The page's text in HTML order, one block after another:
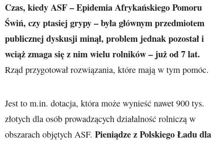
Czas, kiedy ASF – Epidemia Afrykańskiego Pomoru
Świń, czy ptasiej grypy – była głównym przedmiotem
publicznej dyskusji minął, problem jednak pozostał i
wciąż zmaga się z nim wielu rolników – już od 7 lat.
Rząd przygotował rozwiązania, które mają w tym pomóc.
Jest to m.in. dotacja, która może wynieść nawet 900 tys.
złotych dla osób prowadzących działalność rolniczą w
obszarach objętych ASF. Pieniądze z Polskiego Ładu dla